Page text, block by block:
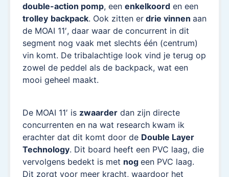
double-action pomp, een enkelkoord en een
trolley backpack. Ook zitten er drie vinnen aan
de MOAI 11′, daar waar de concurrent in dit
segment nog vaak met slechts één (centrum)
vin komt. De tribalachtige look vind je terug op
zowel de peddel als de backpack, wat een
mooi geheel maakt.
De MOAI 11′ is zwaarder dan zijn directe
concurrenten en na wat research kwam ik
erachter dat dit komt door de Double Layer
Technology. Dit board heeft een PVC laag, die
vervolgens bedekt is met nog een PVC laag.
Dit zorgt voor meer kracht, waardoor het